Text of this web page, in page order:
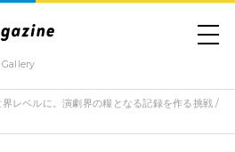
界レベルに。演劇界の糧となる記録を作る挑戦 /